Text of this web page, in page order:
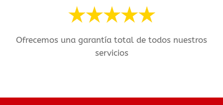
Ofrecemos una garantía total de todos nuestros
servicios